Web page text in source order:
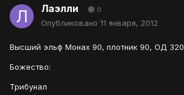
Лаэлли 0
Опубликовано 11 января, 2012
Высший эльф Монах 90, плотник 90, ОД 320
Божество:
Трибунал